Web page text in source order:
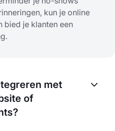
kun je online
bied je klanten een
met
of